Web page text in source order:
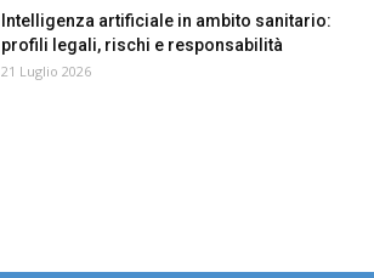
Intelligenza artificiale in ambito sanitario:
profili legali, rischi e responsabilità
21 Luglio 2026